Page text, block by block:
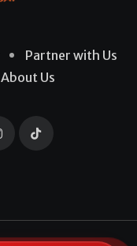
Partner with Us
About Us